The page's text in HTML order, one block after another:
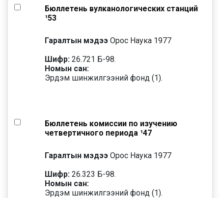
Бюллетень вулканологических станций
¹53
Гаралтын мэдээ Орос Наука 1977
Шифр: 26.721 Б-98.
Номын сан:
Эрдэм шинжилгээний фонд (1).
Бюллетень комиссии по изучению
четвертичного периода ¹47
Гаралтын мэдээ Орос Наука 1977
Шифр: 26.323 Б-98.
Номын сан:
Эрдэм шинжилгээний фонд (1).